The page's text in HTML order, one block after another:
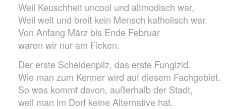
Weil Keuschheit uncool und altmodisch war,
Weil weit und breit kein Mensch katholisch war.
Von Anfang März bis Ende Februar
waren wir nur am Ficken.
Der erste Scheidenpilz, das erste Fungizid.
Wie man zum Kenner wird auf diesem Fachgebiet.
So was kommt davon, außerhalb der Stadt,
weil man im Dorf keine Alternative hat.